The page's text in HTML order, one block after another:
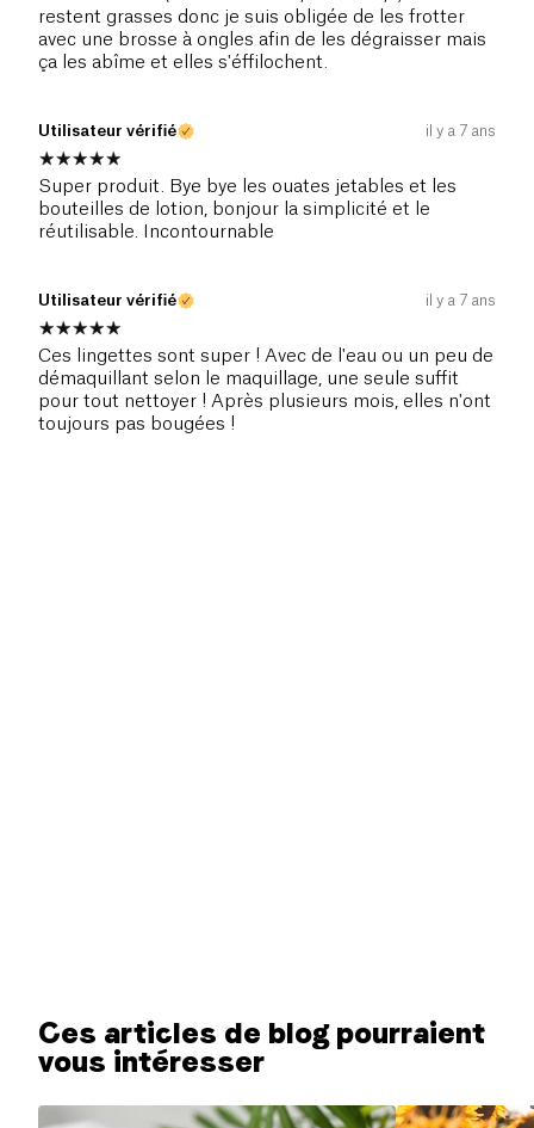
restent grasses donc je suis obligée de les frotter
avec une brosse à ongles afin de les dégraisser mais
ça les abîme et elles s'éffilochent.
Utilisateur vérifié il y a 7 ans
Super produit. Bye bye les ouates jetables et les
bouteilles de lotion, bonjour la simplicité et le
réutilisable. Incontournable
Utilisateur vérifié il y a 7 ans
Ces lingettes sont super ! Avec de l'eau ou un peu de
démaquillant selon le maquillage, une seule suffit
pour tout nettoyer ! Après plusieurs mois, elles n'ont
toujours pas bougées !
Ces articles de blog pourraient
vous intéresser